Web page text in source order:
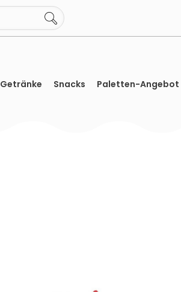
Getränke Snacks Paletten-Angebot